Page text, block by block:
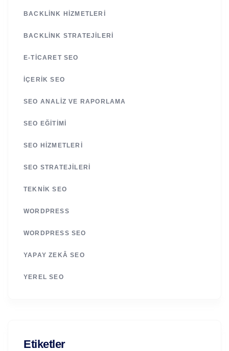
BACKLINK HIZMETLERI
BACKLINK STRATEJILERI
E-TICARET SEO
İÇERIK SEO
SEO ANALIZ VE RAPORLAMA
SEO EĞITIMI
SEO HIZMETLERI
SEO STRATEJILERI
TEKNIK SEO
WORDPRESS
WORDPRESS SEO
YAPAY ZEKÂ SEO
YEREL SEO
Etiketler